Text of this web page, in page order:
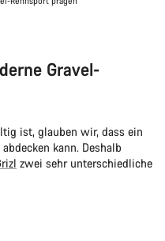
Gravel-
ist, glauben wir, dass ein
kann. Deshalb
zwei sehr unterschiedliche